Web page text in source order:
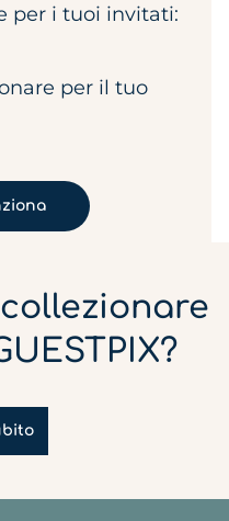
per i tuoi invitati:
per il tuo